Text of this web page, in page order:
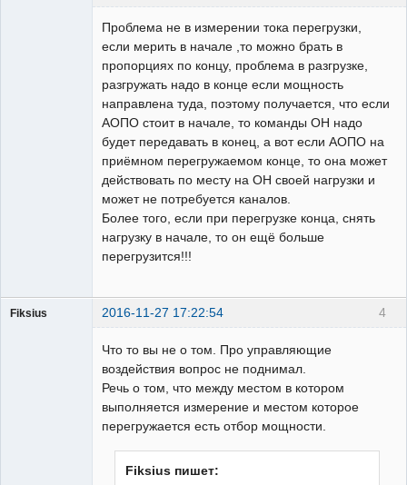
Проблема не в измерении тока перегрузки,
если мерить в начале ,то можно брать в
пропорциях по концу, проблема в разгрузке,
разгружать надо в конце если мощность
направлена туда, поэтому получается, что если
АОПО стоит в начале, то команды ОН надо
будет передавать в конец, а вот если АОПО на
приёмном перегружаемом конце, то она может
действовать по месту на ОН своей нагрузки и
может не потребуется каналов.
Более того, если при перегрузке конца, снять
нагрузку в начале, то он ещё больше
перегрузится!!!
4
Fiksius 2016-11-27 17:22:54
Что то вы не о том. Про управляющие
воздействия вопрос не поднимал.
Речь о том, что между местом в котором
выполняется измерение и местом которое
перегружается есть отбор мощности.
Fiksius пишет: